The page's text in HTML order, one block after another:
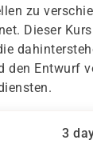
zu
Dieser
den Entwurf
3